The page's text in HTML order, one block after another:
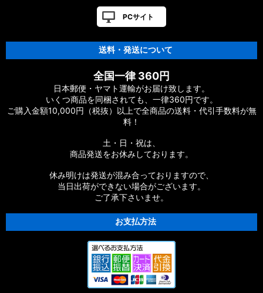
PCサイト
送料・発送について
全国一律 360円
日本郵便・ヤマト運輸がお届け致します。
いくつ商品を同梱されても、一律360円です。
ご購入金額10,000円（税抜）以上で全商品の送料・代引手数料が無
料！
土・日・祝は、
商品発送をお休みしております。
休み明けは発送が混み合っておりますので、
当日出荷ができない場合がございます。
ご了承下さいませ。
お支払方法